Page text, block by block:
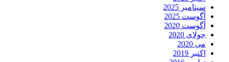
سپتامبر 2025
آگوست 2025
آگوست 2020
جولای 2020
می 2020
اکتبر 2019